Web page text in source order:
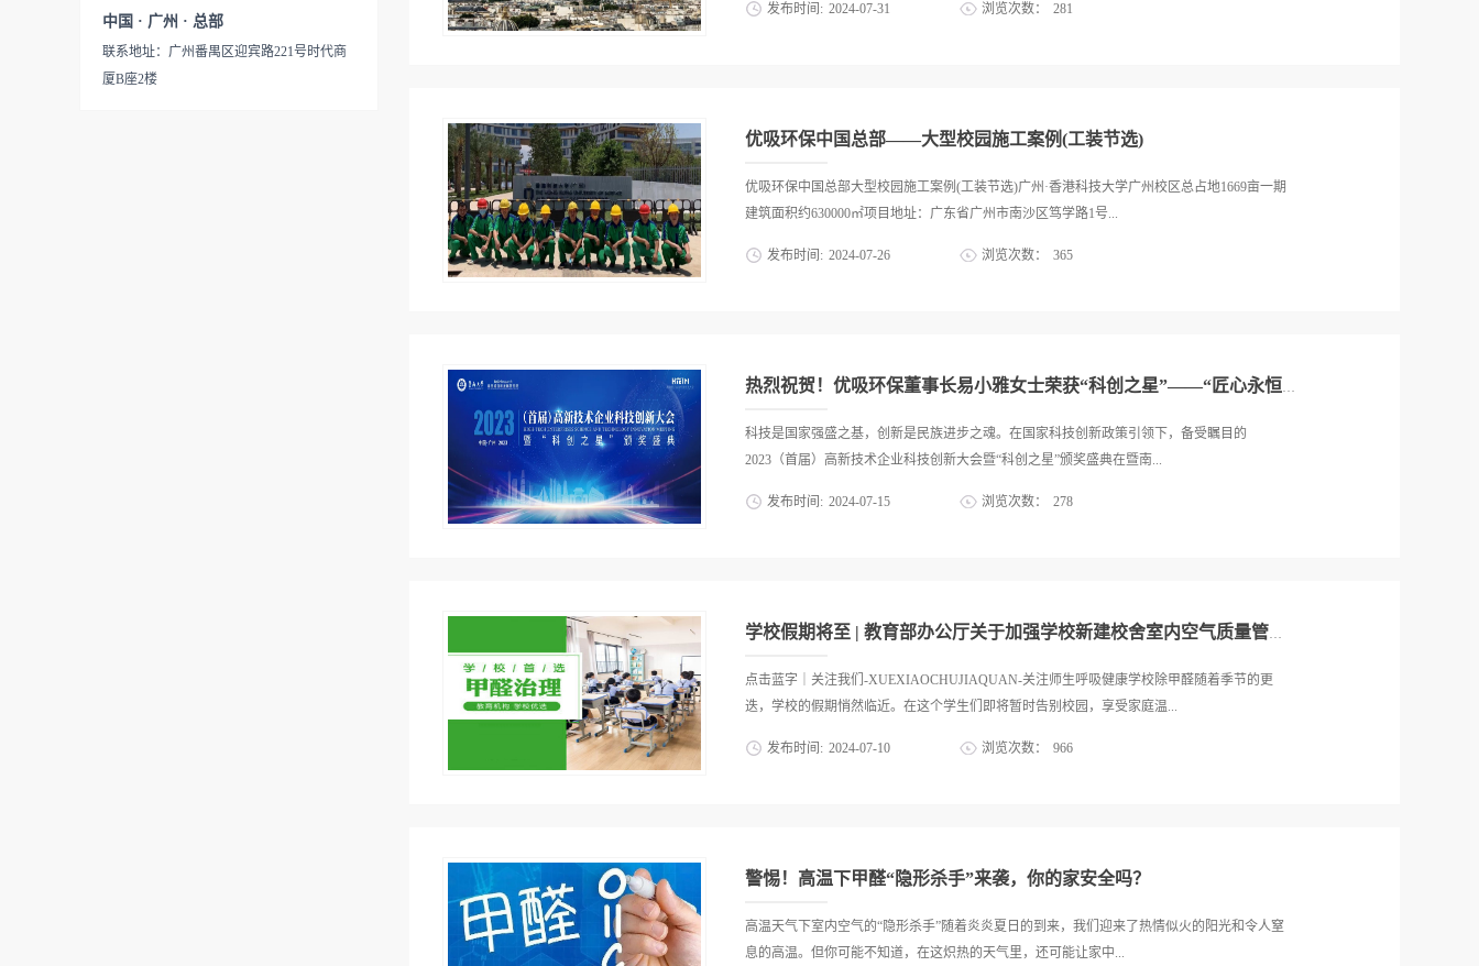
中国 · 广州 · 总部
联系地址：广州番禺区迎宾路221号时代商
厦B座2楼
下》等栏目报道,影响覆盖全国超10亿人次,已成为中国品牌界规格高、参与广、影响大的年度品
奥运住宿风波：挑战与反思据报道，巴黎奥运村的住宿条件被多国运动员诟病，主要问题集中
在设施简陋、缺乏空调、床铺不舒适以及餐食质量低下等方面。这些问题不仅影响了运动员的
休息质量，更可能对他们的比赛状态造成不利影响。美国男篮等队伍选择自费入住高档酒店，
虽显无奈，却也折射出对住宿条件的高要求和对运动员健康的重视。运动员住宿房间(图片来
一次深刻反思。如何在保证赛事顺利进行的同时，为运动员提供安全、舒适、健康的住宿环
发布时间: 2024-07-31 浏览次数： 281
优吸环保中国总部——大型校园施工案例(工装节选)
优吸环保中国总部大型校园施工案例(工装节选)广州·香港科技大学广州校区总占地1669亩一期
建筑面积约630000㎡项目地址：广东省广州市南沙区笃学路1号...
校 学校占地约80亩项目地址：广州市番禺区东环街莲花大道中202号广州市花都区华万学校总
占地面积9.1万平方米，总建筑面积15万平方米项目地址：广州市花都区芙蓉大道62号END
发布时间: 2024-07-26 浏览次数： 365
热烈祝贺！优吸环保董事长易小雅女士荣获“科创之星”——“匠心永恒”优秀科技工作者100强！
科技是国家强盛之基，创新是民族进步之魂。在国家科技创新政策引领下，备受瞩目的
2023（首届）高新技术企业科技创新大会暨“科创之星”颁奖盛典在暨南...
气净化领域领先地位的权威认可。盛会聚焦，科创引领未来暨南大学校长宋献中为大会致辞本
次大会在暨南大学隆重召开，暨南大学校长宋献中，俄罗斯工程院外籍院士、华南理工大学原
校长刘焕彬，暨南大学原校长、暨南大学“一带一路”与粤港澳大湾区研究院院长胡军，广州市
科学技术协会二级调研员梁高峰，中科院南海海洋研究所原党委书记刘民义，暨南大学产业经
事长林满等多位领导和嘉宾出席大会。大会以“链聚智慧，共话发展”为主题，不仅是对过去一
发布时间: 2024-07-15 浏览次数： 278
学校假期将至 | 教育部办公厅关于加强学校新建校舍室内空气质量管理通知
点击蓝字｜关注我们-XUEXIAOCHUJIAQUAN-关注师生呼吸健康学校除甲醛随着季节的更
迭，学校的假期悄然临近。在这个学生们即将暂时告别校园，享受家庭温...
经历了一个学期的密集使用后，室内空气质量可能已悄然下降。甲醛、TVOCs等有害物质的累
积，不仅影响师生的身体健康，还可能成为新学期学习生活的隐形障碍。因此，利用假期进行
室内空气治理，是保障师生健康、营造良好学习环境的必要之举。教育部关注，政策引领新风
尚近年来，教育部高度重视学校室内空气质量问题，连续发布多项“红头文件”，明确要求各级
发布时间: 2024-07-10 浏览次数： 966
警惕！高温下甲醛“隐形杀手”来袭，你的家安全吗？
高温天气下室内空气的“隐形杀手”随着炎炎夏日的到来，我们迎来了热情似火的阳光和令人窒
息的高温。但你可能不知道，在这炽热的天气里，还可能让家中...